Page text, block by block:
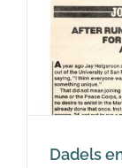
Dadels